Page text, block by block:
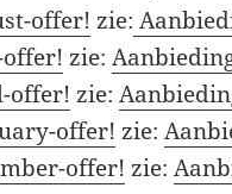
offer! zie:
zie:
offer! zie:
offer! zie:
offer! zie: